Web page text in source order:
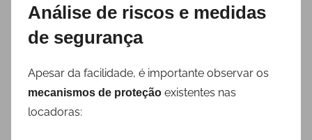
Análise de riscos e medidas
de segurança
Apesar da facilidade, é importante observar os
mecanismos de proteção existentes nas
locadoras: